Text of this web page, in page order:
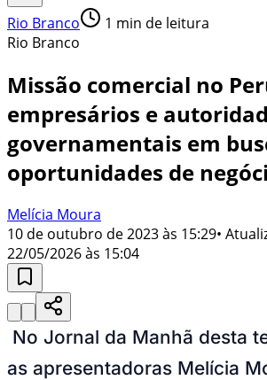
Rio Branco 1 min de leitura
Rio Branco
Missão comercial no
empresários e
governamentais em
oportunidades de
Melícia Moura
10 de outubro de 2023 às 15:29•
22/05/2026 às 15:04
No Jornal da Manhã desta
as apresentadoras Melícia